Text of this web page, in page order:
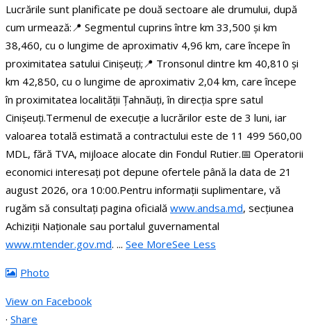
Lucrările sunt planificate pe două sectoare ale drumului, după
cum urmează:📍 Segmentul cuprins între km 33,500 și km
38,460, cu o lungime de aproximativ 4,96 km, care începe în
proximitatea satului Cinișeuți;📍 Tronsonul dintre km 40,810 și
km 42,850, cu o lungime de aproximativ 2,04 km, care începe
în proximitatea localității Țahnăuți, în direcția spre satul
Cinișeuți.Termenul de execuție a lucrărilor este de 3 luni, iar
valoarea totală estimată a contractului este de 11 499 560,00
MDL, fără TVA, mijloace alocate din Fondul Rutier.📅 Operatorii
economici interesați pot depune ofertele până la data de 21
august 2026, ora 10:00.Pentru informații suplimentare, vă
rugăm să consultați pagina oficială www.andsa.md, secțiunea
Achiziții Naționale sau portalul guvernamental
www.mtender.gov.md. ... See MoreSee Less
Photo
View on Facebook
· Share